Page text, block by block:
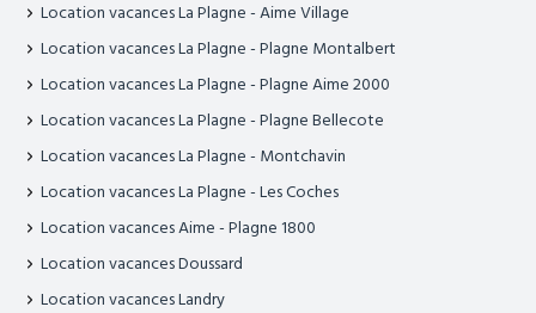
Location vacances La Plagne - Aime Village
Location vacances La Plagne - Plagne Montalbert
Location vacances La Plagne - Plagne Aime 2000
Location vacances La Plagne - Plagne Bellecote
Location vacances La Plagne - Montchavin
Location vacances La Plagne - Les Coches
Location vacances Aime - Plagne 1800
Location vacances Doussard
Location vacances Landry